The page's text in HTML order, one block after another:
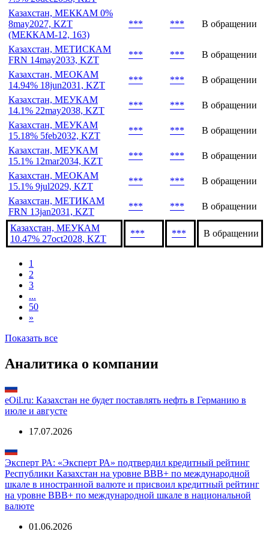
Казахстан, МЕККАМ 0%
8may2027, KZT
(МЕККАМ-12, 163)
*** *** В обращении
Казахстан, МЕТИСКАМ
FRN 14may2033, KZT
*** ***
В обращении
Казахстан, МЕОКАМ
14.94% 18jun2031, KZT
*** ***
В обращении
Казахстан, МЕУКАМ
14.1% 22may2038, KZT
*** ***
В обращении
Казахстан, МЕУКАМ
15.18% 5feb2032, KZT
*** ***
В обращении
Казахстан, МЕУКАМ
15.1% 12mar2034, KZT
*** ***
В обращении
Казахстан, МЕОКАМ
15.1% 9jul2029, KZT
*** ***
В обращении
Казахстан, МЕТИКАМ
FRN 13jan2031, KZT
*** *** В обращении
Казахстан, МЕУКАМ
10.47% 27oct2028, KZT
*** *** В обращении
1
2
3
...
50
»
Показать все
Аналитика о компании
eOil.ru: Казахстан не будет поставлять нефть в Германию в
июле и августе
17.07.2026
Эксперт РА: «Эксперт РА» подтвердил кредитный рейтинг
Республики Казахстан на уровне BBВ+ по международной
шкале в иностранной валюте и присвоил кредитный рейтинг
на уровне ВВВ+ по международной шкале в национальной
валюте
01.06.2026